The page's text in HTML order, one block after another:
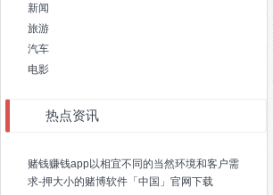
新闻
旅游
汽车
电影
热点资讯
赌钱赚钱app以相宜不同的当然环境和客户需
求-押大小的赌博软件「中国」官网下载